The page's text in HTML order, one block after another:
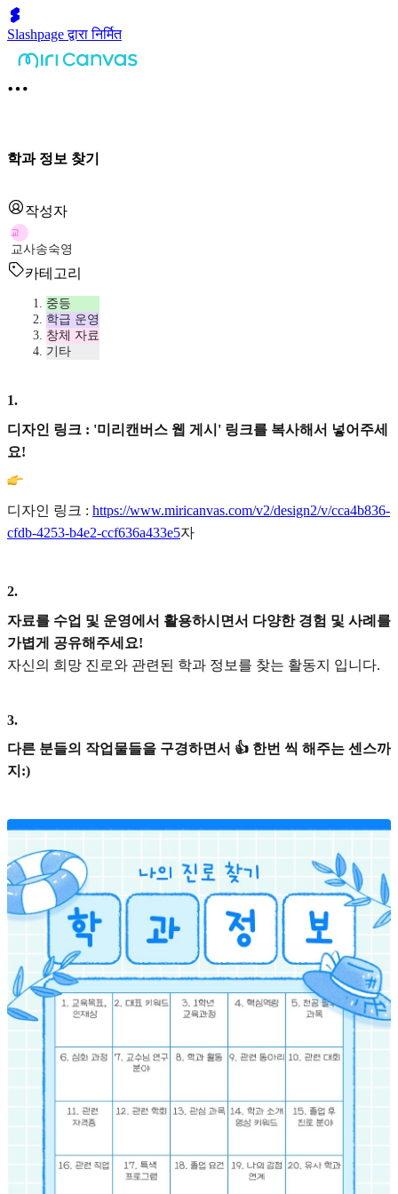
Slashpage द्वारा निर्मित
학과 정보 찾기
작성자
교
교사송숙영
카테고리
중등
학급 운영
창체 자료
기타
1.
디자인 링크 : '미리캔버스 웹 게시' 링크를 복사해서 넣어주세
요!
디자인 링크 : https://www.miricanvas.com/v2/design2/v/cca4b836-
cfdb-4253-b4e2-ccf636a433e5자
2.
자료를 수업 및 운영에서 활용하시면서 다양한 경험 및 사례를
가볍게 공유해주세요!
자신의 희망 진로와 관련된 학과 정보를 찾는 활동지 입니다.
3.
다른 분들의 작업물들을 구경하면서 👍 한번 씩 해주는 센스까
지:)